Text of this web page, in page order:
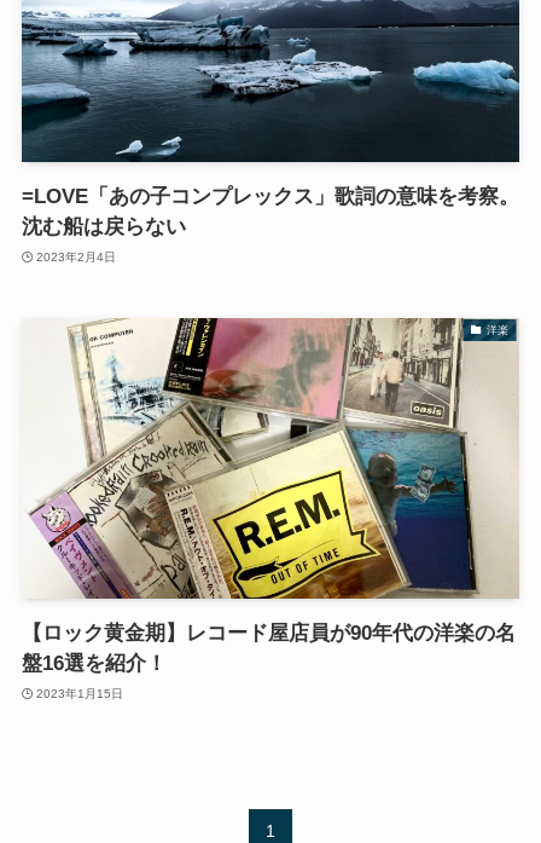
=LOVE「あの子コンプレックス」歌詞の意味を考察。
沈む船は戻らない
2023年2月4日
洋楽
【ロック黄金期】レコード屋店員が90年代の洋楽の名
盤16選を紹介！
2023年1月15日
1